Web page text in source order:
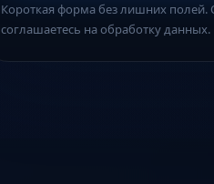
Короткая форма без лишних полей.
соглашаетесь на обработку данных.